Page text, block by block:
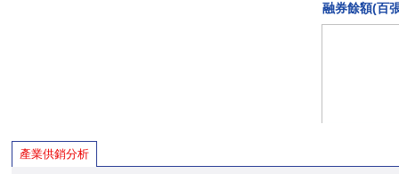
融券餘額(百
產業供銷分析